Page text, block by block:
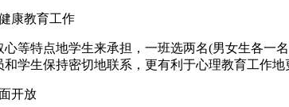
康教育工作
等特点地学生来承担，一班选两名(男女生各
学生保持密切地联系，更有利于心理教育工作地
开放